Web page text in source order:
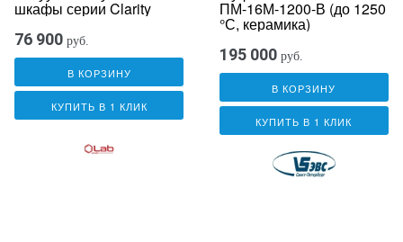
шкафы серии Clarity
76 900 руб.
В КОРЗИНУ
КУПИТЬ В 1 КЛИК
ПМ-16М-1200-В (до 1250
°С, керамика)
195 000 руб.
В КОРЗИНУ
КУПИТЬ В 1 КЛИК